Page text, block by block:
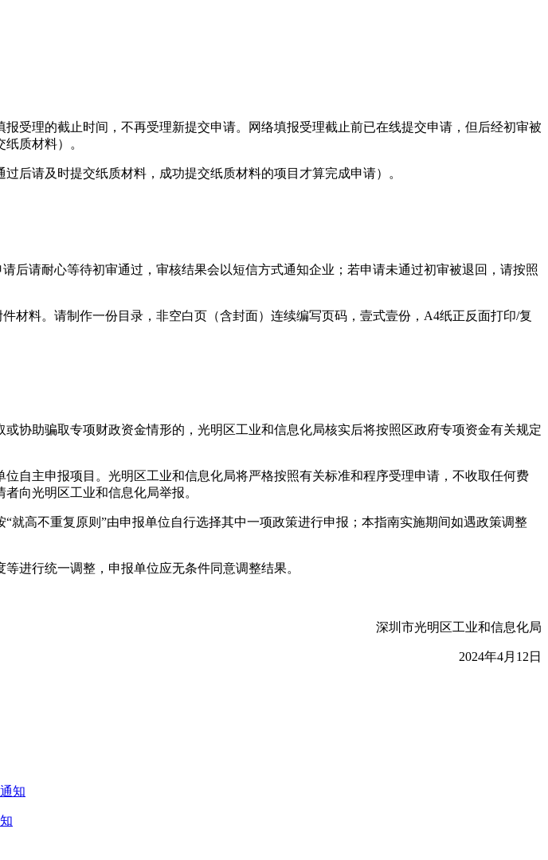
受理的截止时间，不再受理新提交申请。网络填报受理截止前已在线提交申请，但后经初审被
质材料）。
后请及时提交纸质材料，成功提交纸质材料的项目才算完成申请）。
后请耐心等待初审通过，审核结果会以短信方式通知企业；若申请未通过初审被退回，请按照
材料。请制作一份目录，非空白页（含封面）连续编写页码，壹式壹份，A4纸正反面打印/复
协助骗取专项财政资金情形的，光明区工业和信息化局核实后将按照区政府专项资金有关规定
自主申报项目。光明区工业和信息化局将严格按照有关标准和程序受理申请，不收取任何费
向光明区工业和信息化局举报。
就高不重复原则”由申报单位自行选择其中一项政策进行申报；本指南实施期间如遇政策调整
进行统一调整，申报单位应无条件同意调整结果。
深圳市光明区工业和信息化局
2024年4月12日
知